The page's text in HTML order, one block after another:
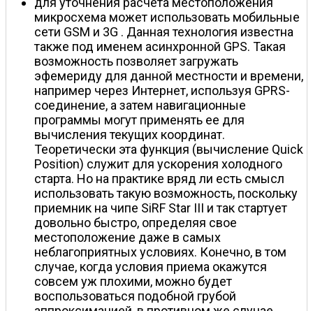
микросхема может использовать мобильные
сети GSM и 3G . Данная технология известна
также под именем асинхронной GPS. Такая
возможность позволяет загружать
эфемериду для данной местности и времени,
например через Интернет, используя GPRS-
соединение, а затем навигационные
программы могут применять ее для
вычисления текущих координат.
Теоретически эта функция (вычисление Quick
Position) служит для ускорения холодного
старта. Но на практике вряд ли есть смысл
использовать такую возможность, поскольку
приемник на чипе SiRF Star III и так стартует
довольно быстро, определяя свое
местоположение даже в самых
неблагоприятных условиях. Конечно, в том
случае, когда условия приема окажутся
совсем уж плохими, можно будет
воспользоваться подобной грубой